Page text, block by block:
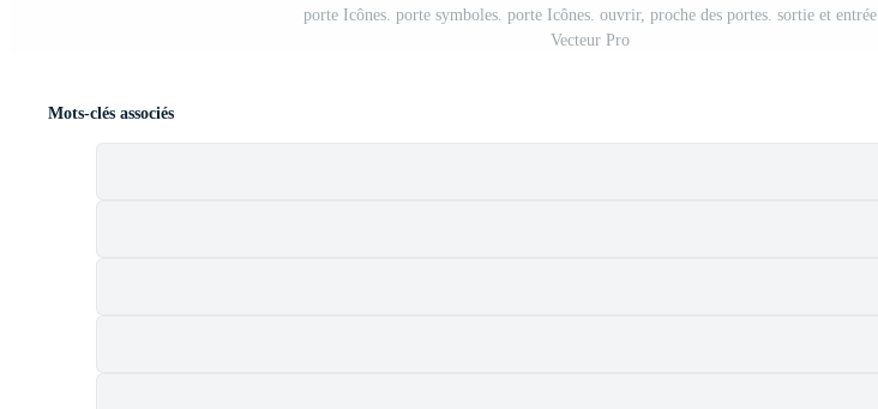
porte Icônes. porte symboles. porte Icônes. ouvrir, proche des portes. sortie et entrée
Vecteur Pro
Mots-clés associés